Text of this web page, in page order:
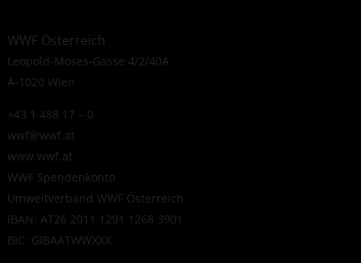
WWF Österreich
Leopold-Moses-Gasse 4/2/40A
A-1020 Wien
+43 1 488 17 – 0
wwf@wwf.at
www.wwf.at
WWF Spendenkonto
Umweltverband WWF Österreich
IBAN: AT26 2011 1291 1268 3901
BIC: GIBAATWWXXX